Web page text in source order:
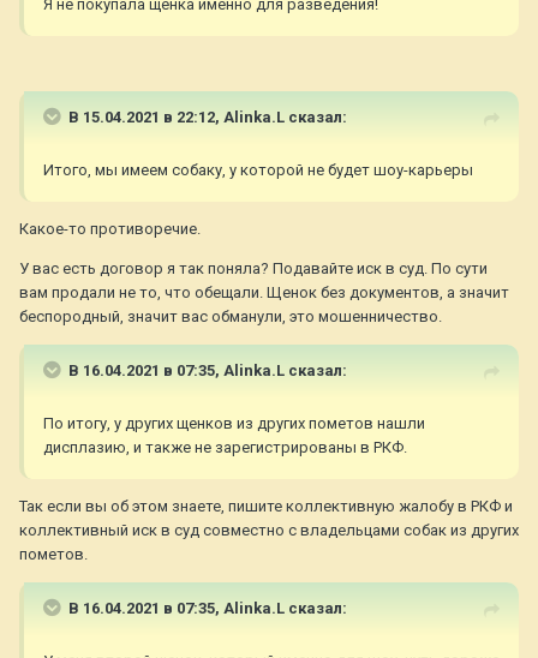
Я не покупала щенка именно для разведения!
В 15.04.2021 в 22:12, Alinka.L сказал:
Итого, мы имеем собаку, у которой не будет шоу-карьеры
Какое-то противоречие.
У вас есть договор я так поняла? Подавайте иск в суд. По сути
вам продали не то, что обещали. Щенок без документов, а значит
беспородный, значит вас обманули, это мошенничество.
В 16.04.2021 в 07:35, Alinka.L сказал:
По итогу, у других щенков из других пометов нашли
дисплазию, и также не зарегистрированы в РКФ.
Так если вы об этом знаете, пишите коллективную жалобу в РКФ и
коллективный иск в суд совместно с владельцами собак из других
пометов.
В 16.04.2021 в 07:35, Alinka.L сказал: